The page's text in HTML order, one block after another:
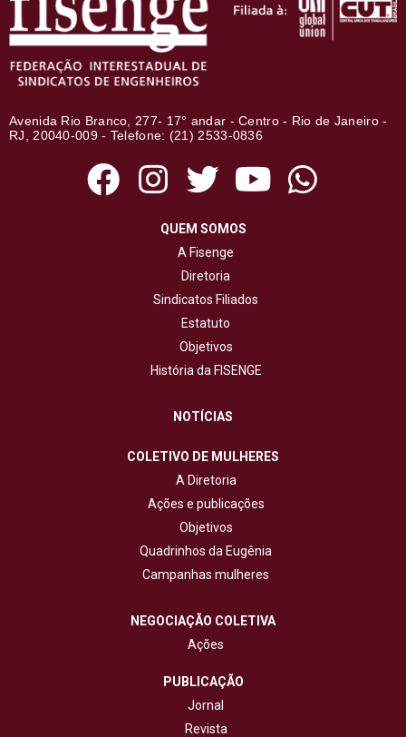
Avenida Rio Branco, 277- 17° andar - Centro - Rio de Janeiro -
RJ, 20040-009 - Telefone: (21) 2533-0836
QUEM SOMOS
A Fisenge
Diretoria
Sindicatos Filiados
Estatuto
Objetivos
História da FISENGE
NOTÍCIAS
COLETIVO DE MULHERES
A Diretoria
Ações e publicações
Objetivos
Quadrinhos da Eugênia
Campanhas mulheres
NEGOCIAÇÃO COLETIVA
Ações
PUBLICAÇÃO
Jornal
Revista